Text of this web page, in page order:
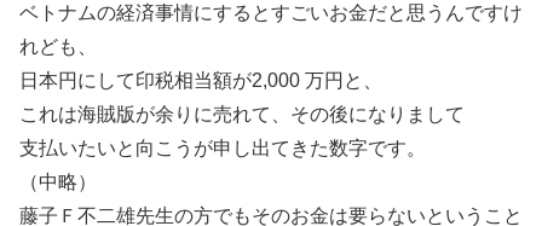
ベトナムの経済事情にするとすごいお金だと思うんですけ
れども、
日本円にして印税相当額が2,000 万円と、
これは海賊版が余りに売れて、その後になりまして
支払いたいと向こうが申し出てきた数字です。
（中略）
藤子Ｆ不二雄先生の方でもそのお金は要らないということ